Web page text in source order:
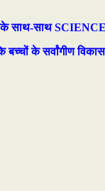
साथ-साथ
बच्चों के सर्वांगीण